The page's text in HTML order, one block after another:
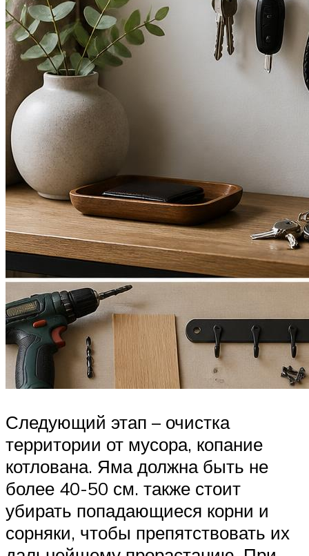
Следующий этап – очистка
территории от мусора, копание
котлована. Яма должна быть не
более 40-50 см. также стоит
убирать попадающиеся корни и
сорняки, чтобы препятствовать их